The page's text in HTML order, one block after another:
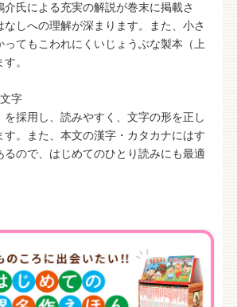
介氏による充実の解説が巻末に掲載さ
しへの理解が深まります。また、小さ
ってもこわれにくいじょうぶな製本（上
。
字
を採用し、読みやすく、文字の形を正し
す。また、本文の漢字・カタカナにはす
るので、はじめてのひとり読みにも最適